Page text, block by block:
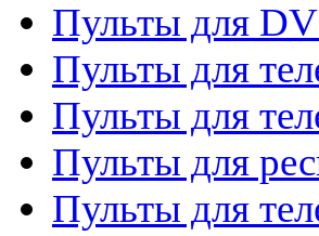
Пульты для
Пульты для
Пульты для
Пульты для
Пульты для